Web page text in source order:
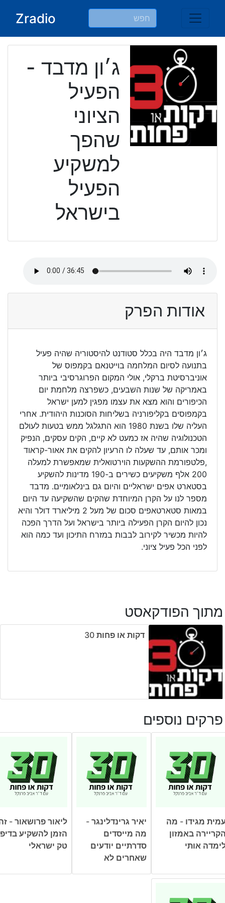
Zradio
ג׳ון מדבד -
הפעיל
הציוני
שהפך
למשקיע
הפעיל
בישראל
אודות הפרק
ג׳ון מדבד היה בכלל סטודנט להיסטוריה שהיה פעיל
בתנועה לסיום המלחמה בוייטנאם בקמפוס של
אוניברסיטת ברקלי, אולי המקום הפרוגרסיבי ביותר
באמריקה של שנות השבעים, כשפרצה מלחמת יום
הכיפורים והוא מצא את עצמו מפגין למען ישראל
בקמפוסים בקליפורניה בשליחות הסוכנות היהודית. אחרי
העליה שלו בשנת 1980 הוא התגלגל ממש בטעות לעולם
הטכנולוגיה שהיה אז כמעט לא קיים, הקים עסקים, הנפיק
ומכר אותם, עד שעלה לו הרעיון להקים את אאור-קראוד
,פלטפורמת ההשקעות הוירטואלית שמאפשרת למעלה
200 אלף משקיעים כשירים ב-190 מדינות להשקיע
בסטארט אפים ישראליים והיום גם בינלאומיים. מדבד
מספר לנו על הקרן המיוחדת שהקים שהשקיעה עד היום
במאות סטארטאפים סכום של מעל 2 מיליארד דולר והיא
נכון להיום הקרן הפעילה ביותר בישראל ועל הדרך הפכה
להיות מכשיר לקירוב לבבות במזרח התיכון ועד כמה הוא
לפני הכל פעיל ציוני.
מתוך הפודקאסט
דקות או פחות ‎30
פרקים נוספים
מגידו - מה
באמזון
אותי
יאיר גרינדלינגר -
מה מייסדים
סדרתיים יודעים
שאחרים לא
ליאור פרושאור -
הזמן להשקיע בדיפ
טק ישראלי